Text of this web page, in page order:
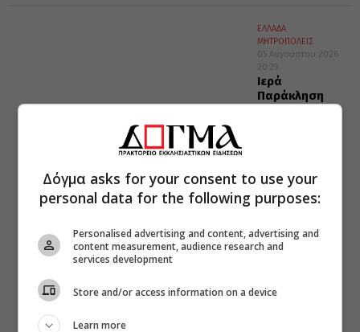
ΕΛΛΑΔΑ
ΜΗΤΡΟΠΟΛΕΙΣ
05 Αυγούστου 2026
20:29
Ιερά
Παράκληση
Δόγμα asks for your consent to use your
personal data for the following purposes:
Personalised advertising and content, advertising and
content measurement, audience research and
services development
Store and/or access information on a device
Learn more